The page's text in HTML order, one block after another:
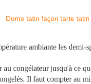
ambiante les demi-
au congélateur jusqu'à ce
Il faut compter au